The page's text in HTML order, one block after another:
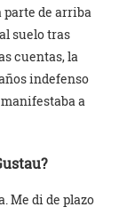
parte de arriba
suelo tras
cuentas, la
indefenso
a
Me di de plazo